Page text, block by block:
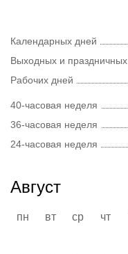
Календарных дней
Выходных и праздничных
Рабочих дней
40-часовая неделя
36-часовая неделя
24-часовая неделя
Август
пн вт ср чт